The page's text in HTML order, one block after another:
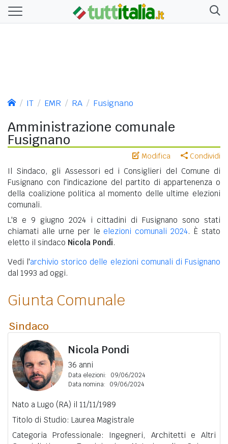
IT EMR RA Fusignano
Amministrazione comunale
Fusignano
Modifica Condividi
Il Sindaco, gli Assessori ed i Consiglieri del Comune di
Fusignano con l'indicazione del partito di appartenenza o
della coalizione politica al momento delle ultime elezioni
comunali.
L'8 e 9 giugno 2024 i cittadini di Fusignano sono stati
chiamati alle urne per le elezioni comunali 2024. È stato
eletto il sindaco Nicola Pondi.
Vedi l'archivio storico delle elezioni comunali di Fusignano
dal 1993 ad oggi.
Giunta Comunale
Sindaco
Nicola Pondi
36 anni
Data elezioni:
09/06/2024
Data nomina:
09/06/2024
Nato a Lugo (RA) il 11/11/1989
Titolo di Studio: Laurea Magistrale
Categoria Professionale: Ingegneri, Architetti e Altri